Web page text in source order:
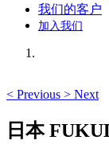
我们的客户
加入我们
< Previous > Next
日本